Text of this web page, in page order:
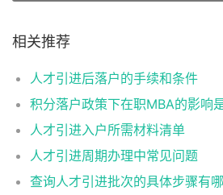
相关推荐
人才引进后落户的手续和条件
积分落户政策下在职MBA的影响
人才引进入户所需材料清单
人才引进周期办理中常见问题
查询人才引进批次的具体步骤有